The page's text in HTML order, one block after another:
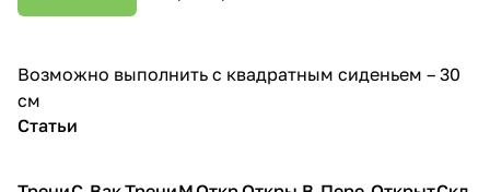
Возможно выполнить с квадратным сиденьем – 30
см
Статьи